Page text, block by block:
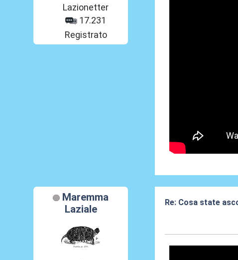
Lazionetter
17.231
Registrato
Maremma
Laziale
Re: Cosa state